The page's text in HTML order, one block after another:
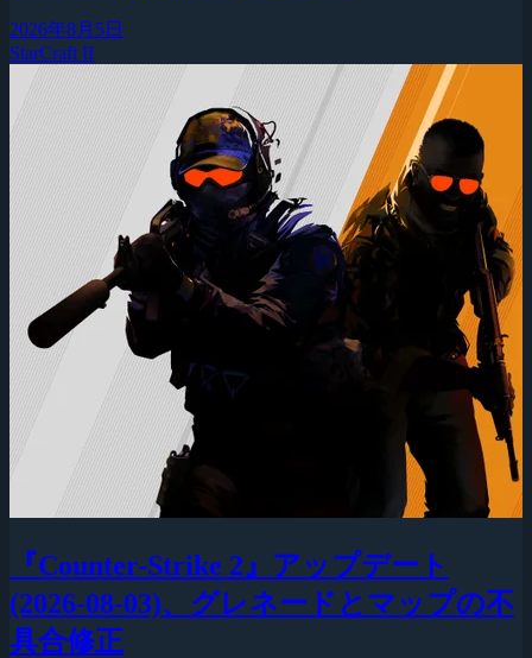
2026年8月5日
StarCraft II
『Counter-Strike 2』アップデート
(2026-08-03)、グレネードとマップの不
具合修正